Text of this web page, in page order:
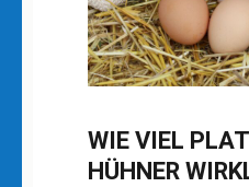
WIE VIEL
HÜHNER